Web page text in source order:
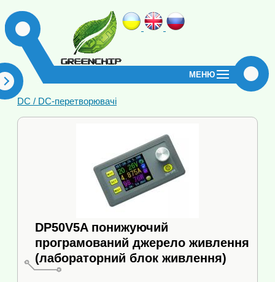
МЕНЮ
DC / DC-перетворювачі
DP50V5A понижуючий
програмований джерело живлення
(лабораторний блок живлення)